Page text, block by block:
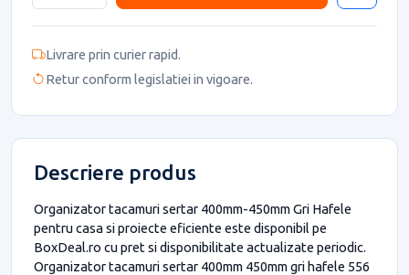
Livrare prin curier rapid.
Retur conform legislatiei in vigoare.
Descriere produs
Organizator tacamuri sertar 400mm-450mm Gri Hafele
pentru casa si proiecte eficiente este disponibil pe
BoxDeal.ro cu pret si disponibilitate actualizate periodic.
Organizator tacamuri sertar 400mm 450mm gri hafele 556